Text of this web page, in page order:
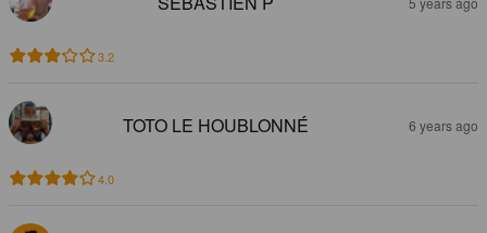
3.2
TOTO LE HOUBLONNÉ 6 years ago
4.0